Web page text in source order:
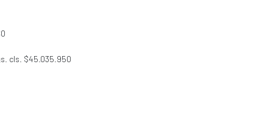
cls. $45.035.950